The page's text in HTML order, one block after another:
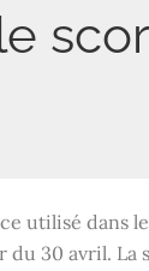
utilisé dans
du 30 avril.